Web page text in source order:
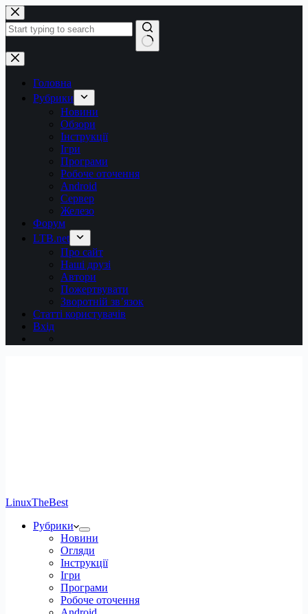
Перейти
до
вмісту
Немає
результатів
Головна
Рубрики
Новини
Обзори
Інструкції
Ігри
Програми
Робоче оточення
Android
Сервер
Железо
Форум
LTB.net
Про сайт
Наші друзі
Автори
Пожертвувати
Зворотній зв’язок
Статті користувачів
Вхід
LinuxTheBest
Рубрики
Новини
Огляди
Інструкції
Ігри
Програми
Робоче оточення